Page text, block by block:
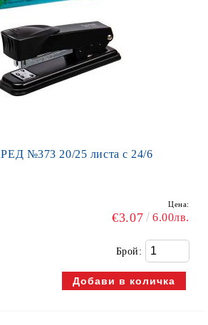
№373 20/25 листа с 24/6
Цена:
€3.07 6.00лв.
Брой: